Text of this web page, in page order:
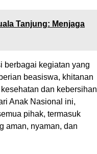
Tanjung: Menjaga
berbagai kegiatan yang
beasiswa, khitanan
dan kebersihan
Anak Nasional ini,
pihak, termasuk
aman, nyaman, dan